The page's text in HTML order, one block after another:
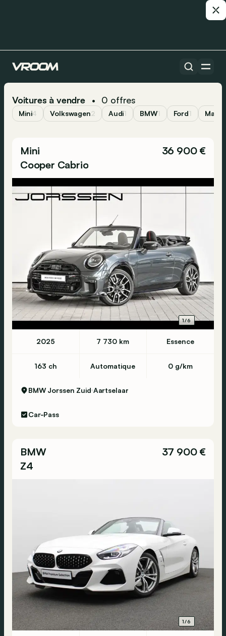
Voitures à vendre • 0 offres
Mini4 Volkswagen2 Audi1 BMW1 Ford1
Mini
Cooper Cabrio
36 900 €
1/6
2025 7 730 km Essence
163 ch Automatique 0 g/km
BMW Jorssen Zuid Aartselaar
Car-Pass
BMW
Z4
37 900 €
1/6